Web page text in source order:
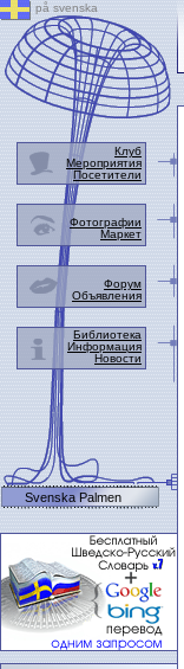
på svenska
Клуб
Мероприятия
Посетители
Фотографии
Маркет
Форум
Объявления
Библиотека
Информация
Новости
Svenska Palmen